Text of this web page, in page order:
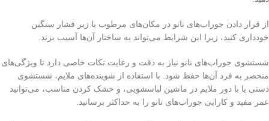
از قرار دادن جوراب‌های نانو در مکان‌های مرطوب یا زیر فشار سنگین
خودداری کنید، زیرا این شرایط می‌تواند به ساختار آن‌ها آسیب بزند.
شستشوی جوراب‌های نانو نیاز به دقت و رعایت نکات خاصی دارد تا ویژگی‌های
منحصر به فرد آن‌ها حفظ شود. با استفاده از شوینده‌های ملایم، شستشوی
دستی یا با دور ملایم در ماشین لباسشویی، و خشک کردن مناسب، می‌توانید
عمر مفید و کارایی جوراب‌های نانو را به حداکثر برسانید.